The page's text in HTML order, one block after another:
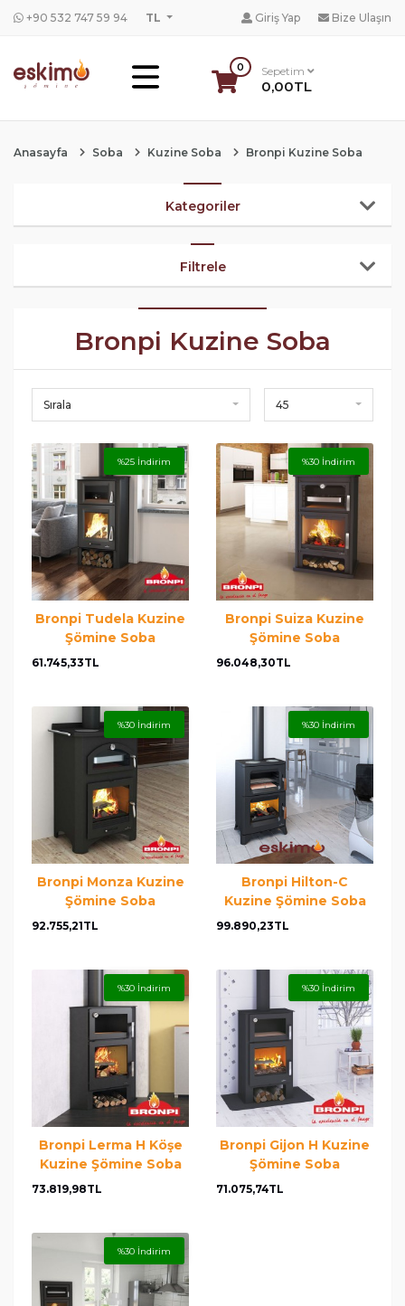
+90 532 747 59 94 TL Giriş Yap Bize Ulaşın
0 Sepetim
0,00TL
Anasayfa Soba Kuzine Soba Bronpi Kuzine Soba
Kategoriler
Filtrele
Bronpi Kuzine Soba
Sırala 45
%25 İndirim
Bronpi Tudela Kuzine
Şömine Soba
61.745,33TL
%30 İndirim
Bronpi Suiza Kuzine
Şömine Soba
96.048,30TL
%30 İndirim
Bronpi Monza Kuzine
Şömine Soba
92.755,21TL
%30 İndirim
Bronpi Hilton-C
Kuzine Şömine Soba
99.890,23TL
%30 İndirim
Bronpi Lerma H Köşe
Kuzine Şömine Soba
73.819,98TL
%30 İndirim
Bronpi Gijon H Kuzine
Şömine Soba
71.075,74TL
%30 İndirim